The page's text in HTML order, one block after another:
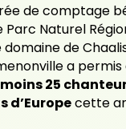
de comptage
Naturel
domaine de
a
25
d’Europecette